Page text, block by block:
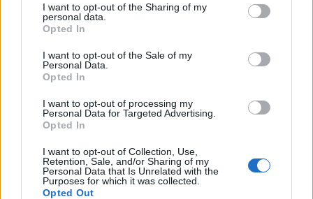
not limited to your visit or usage behaviour. You may click to
grant or deny consent to Google and its third-party tags to
use your data for below specified purposes in below Google
consent section.
I want to opt-out of the Sharing of my
personal data.
Opted In
I want to opt-out of the Sale of my
Personal Data.
Opted In
I want to opt-out of processing my
Personal Data for Targeted Advertising.
Opted In
I want to opt-out of Collection, Use,
Retention, Sale, and/or Sharing of my
Personal Data that Is Unrelated with the
Purposes for which it was collected.
Opted Out
LADY GAGA KARL LAGERFELD LADY GAGA
Kövesd a Glamour cikkeit a